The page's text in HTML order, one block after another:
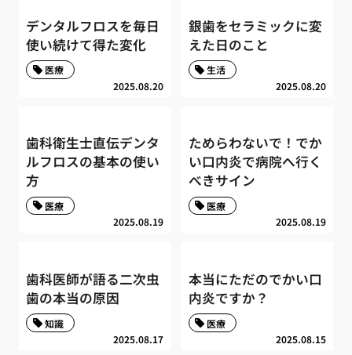
デンタルフロスを毎日
使い続けて得た変化
2025.08.20
医療
銀歯をセラミックに変
えた日のこと
2025.08.20
生活
歯科衛生士直伝デンタ
ルフロスの基本の使い
方
2025.08.19
医療
ためらわないで！でか
い口内炎で病院へ行く
べきサイン
2025.08.19
医療
歯科医師が語る二次虫
歯の本当の原因
2025.08.17
知識
本当にただのでかい口
内炎ですか？
2025.08.15
医療